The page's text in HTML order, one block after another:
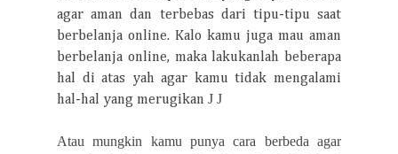
agar aman dan terbebas dari tipu-tipu saat
berbelanja online. Kalo kamu juga mau aman
berbelanja online, maka lakukanlah beberapa
hal di atas yah agar kamu tidak mengalami
hal-hal yang merugikan J J
Atau mungkin kamu punya cara berbeda agar